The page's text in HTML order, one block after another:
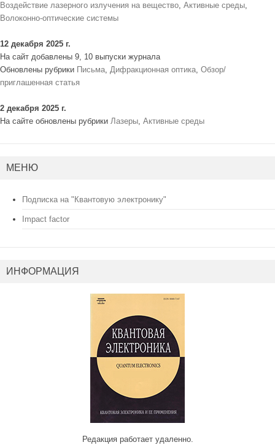
Воздействие лазерного излучения на вещество, Активные среды,
Волоконно-оптические системы
12 декабря 2025 г.
На сайт добавлены 9, 10 выпуски журнала
Обновлены рубрики Письма, Дифракционная оптика, Обзор/
приглашенная статья
2 декабря 2025 г.
На сайте обновлены рубрики Лазеры, Активные среды
МЕНЮ
Подписка на "Квантовую электронику"
Impact factor
ИНФОРМАЦИЯ
Редакция работает удаленно.